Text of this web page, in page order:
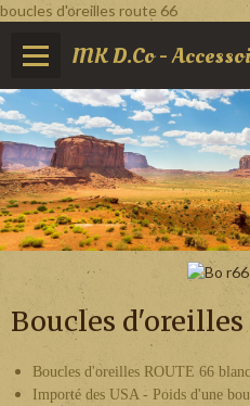
boucles d'oreilles route 66
MK D.Co -
Boucles d'oreilles
Boucles d'oreilles ROUTE 66
Importé des USA - Poids d'une